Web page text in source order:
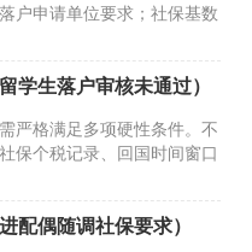
户申请单位要求；社保基数
学生落户审核未通过）
严格满足多项硬性条件。不
保个税记录、回国时间窗口
配偶随调社保要求）